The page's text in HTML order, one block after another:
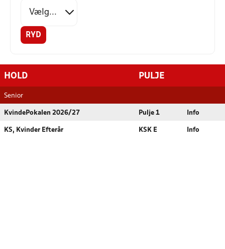
RYD
HOLD PULJE
Senior
KvindePokalen 2026/27 Pulje 1 Info
KS, Kvinder Efterår KSK E Info